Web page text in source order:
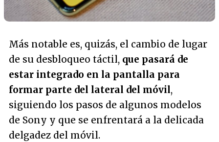
Más notable es, quizás, el cambio de lugar
de su desbloqueo táctil, que pasará de
estar integrado en la pantalla para
formar parte del lateral del móvil,
siguiendo los pasos de algunos modelos
de Sony y que se enfrentará a la delicada
delgadez del móvil.